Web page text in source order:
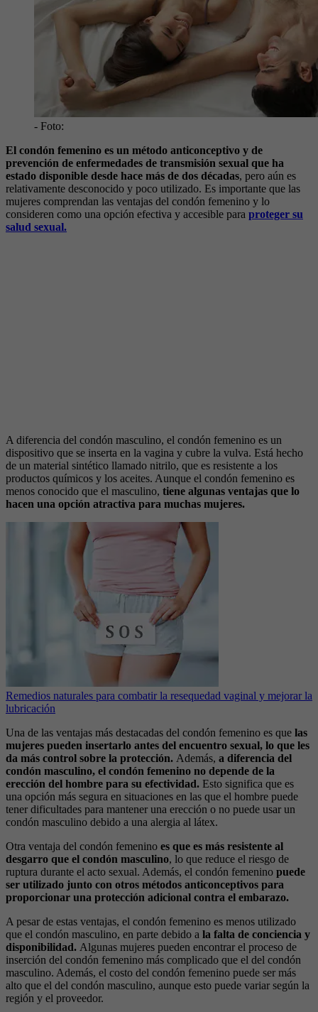
- Foto:
El condón femenino es un método anticonceptivo y de
prevención de enfermedades de transmisión sexual que ha
estado disponible desde hace más de dos décadas, pero aún es
relativamente desconocido y poco utilizado. Es importante que las
mujeres comprendan las ventajas del condón femenino y lo
consideren como una opción efectiva y accesible para proteger su
salud sexual.
A diferencia del condón masculino, el condón femenino es un
dispositivo que se inserta en la vagina y cubre la vulva. Está hecho
de un material sintético llamado nitrilo, que es resistente a los
productos químicos y los aceites. Aunque el condón femenino es
menos conocido que el masculino, tiene algunas ventajas que lo
hacen una opción atractiva para muchas mujeres.
Remedios naturales para combatir la resequedad vaginal y mejorar la
lubricación
Una de las ventajas más destacadas del condón femenino es que las
mujeres pueden insertarlo antes del encuentro sexual, lo que les
da más control sobre la protección. Además, a diferencia del
condón masculino, el condón femenino no depende de la
erección del hombre para su efectividad. Esto significa que es
una opción más segura en situaciones en las que el hombre puede
tener dificultades para mantener una erección o no puede usar un
condón masculino debido a una alergia al látex.
Otra ventaja del condón femenino es que es más resistente al
desgarro que el condón masculino, lo que reduce el riesgo de
ruptura durante el acto sexual. Además, el condón femenino puede
ser utilizado junto con otros métodos anticonceptivos para
proporcionar una protección adicional contra el embarazo.
A pesar de estas ventajas, el condón femenino es menos utilizado
que el condón masculino, en parte debido a la falta de conciencia y
disponibilidad. Algunas mujeres pueden encontrar el proceso de
inserción del condón femenino más complicado que el del condón
masculino. Además, el costo del condón femenino puede ser más
alto que el del condón masculino, aunque esto puede variar según la
región y el proveedor.